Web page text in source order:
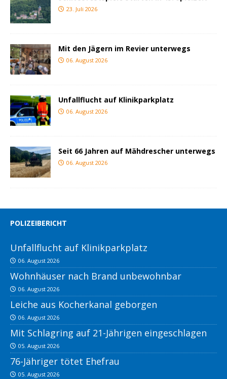
23. Juli 2026
Mit den Jägern im Revier unterwegs
06. August 2026
Unfallflucht auf Klinikparkplatz
06. August 2026
Seit 66 Jahren auf Mähdrescher unterwegs
06. August 2026
POLIZEIBERICHT
Unfallflucht auf Klinikparkplatz
06. August 2026
Wohnhäuser nach Brand unbewohnbar
06. August 2026
Leiche aus Kocherkanal geborgen
06. August 2026
Mit Schlagring auf 21-Jährigen eingeschlagen
05. August 2026
76-Jähriger tötet Ehefrau
05. August 2026